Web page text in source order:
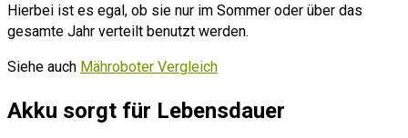
Hierbei ist es egal, ob sie nur im Sommer oder über das
gesamte Jahr verteilt benutzt werden.
Siehe auch Mähroboter Vergleich
Akku sorgt für Lebensdauer